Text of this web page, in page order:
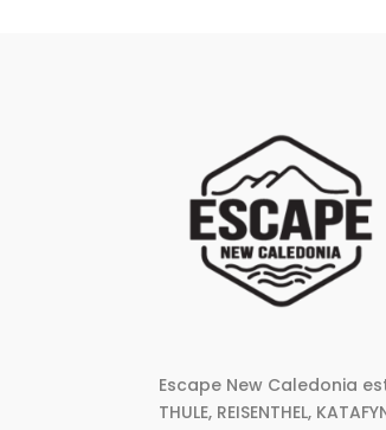
Escape New Caledonia
THULE, REISENTHEL,